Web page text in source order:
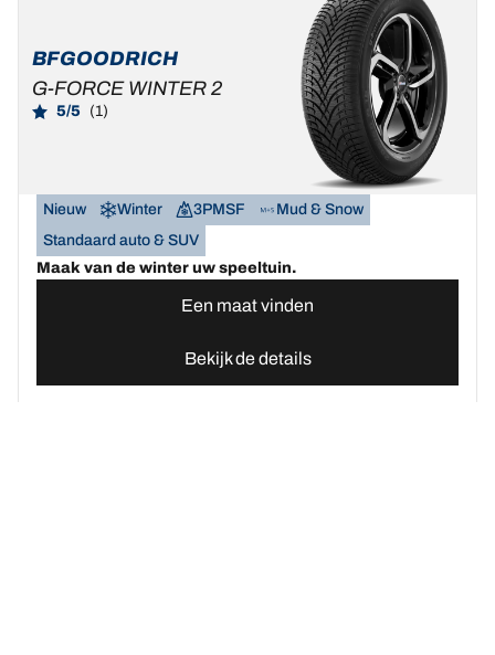
BFGOODRICH
G-FORCE WINTER 2
5/5 (1)
Nieuw Winter 3PMSF
Mud & Snow
Standaard auto & SUV
Maak van de winter uw speeltuin.
Een maat vinden
Bekijk de details